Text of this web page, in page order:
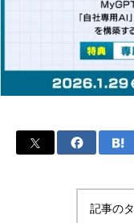
記事の